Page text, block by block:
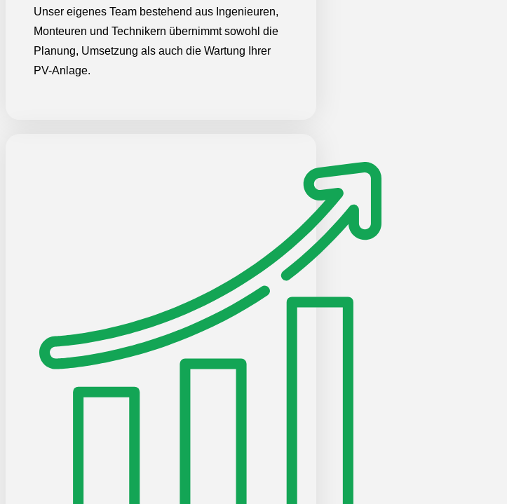
Unser eigenes Team bestehend aus Ingenieuren,
Monteuren und Technikern übernimmt sowohl die
Planung, Umsetzung als auch die Wartung Ihrer
PV-Anlage.